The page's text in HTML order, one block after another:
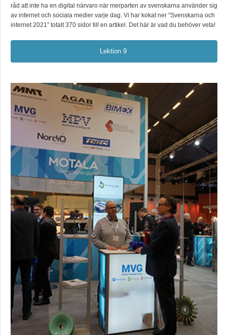
råd att inte ha en digital närvaro när merparten av svenskarna använder sig
av internet och sociala medier varje dag. Vi har kokat ner ”Svenskarna och
internet 2021” totalt 370 sidor till en artikel. Det här är vad du behöver veta!
Lektion 9